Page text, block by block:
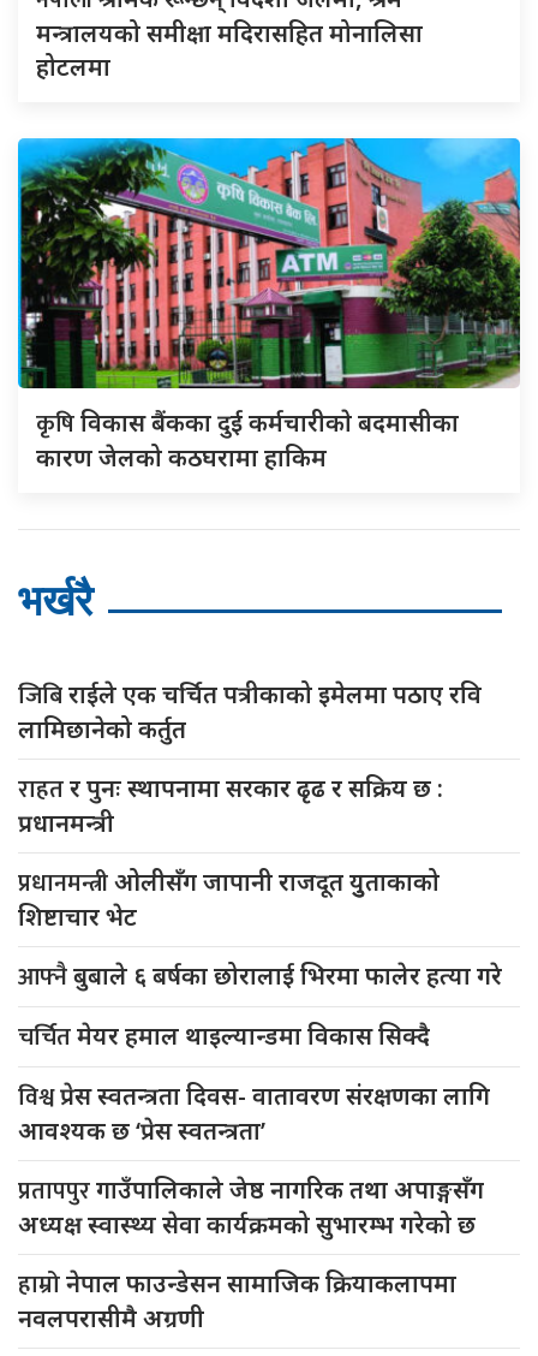
मन्त्रालयको समीक्षा मदिरासहित मोनालिसा
होटलमा
कृषिविकास बैंकका दुई कर्मचारीकाे बदमासीका
कारण जेलको कठघरामा हाकिम
भर्खरै
जिबिराईले एक चर्चित पत्रीकाको इमेलमा पठाए रवि
लामिछानेको कर्तुत
राहतर पुनः स्थापनामा सरकार ढृढ र सक्रिय छ :
प्रधानमन्त्री
प्रधानमन्त्रीओलीसँग जापानी राजदूत युुताकाको
शिष्टाचार भेट
आफ्नैबुबाले ६ बर्षका छोरालाई भिरमा फालेर हत्या गरे
चर्चितमेयर हमाल थाइल्यान्डमा विकास सिक्दै
विश्वप्रेस स्वतन्त्रता दिवस- वातावरण संरक्षणका लागि
आवश्यक छ ‘प्रेस स्वतन्त्रता’
प्रतापपुरगाउँपालिकाले जेष्ठ नागरिक तथा अपाङ्गसँग
अध्यक्ष स्वास्थ्य सेवा कार्यक्रमको सुभारम्भ गरेको छ
हाम्रोनेपाल फाउन्डेसन सामाजिक क्रियाकलापमा
नवलपरासीमै अग्रणी